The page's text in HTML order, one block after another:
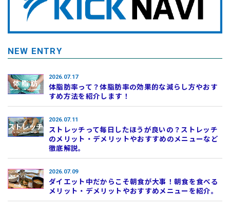
NEW ENTRY
2026.07.17
体脂肪率って？体脂肪率の効果的な減らし方やおす
すめ方法を紹介します！
2026.07.11
ストレッチって毎日したほうが良いの？ストレッチ
のメリット・デメリットやおすすめのメニューなど
徹底解説。
2026.07.09
ダイエット中だからこそ朝食が大事！朝食を食べる
メリット・デメリットやおすすめメニューを紹介。